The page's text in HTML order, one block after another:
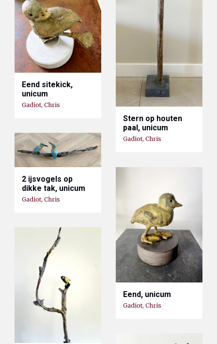
Stern op houten
paal, unicum
Gadiot, Chris
Eend sitekick,
unicum
Gadiot, Chris
2 ijsvogels op
dikke tak, unicum
Gadiot, Chris
Eend, unicum
Gadiot, Chris